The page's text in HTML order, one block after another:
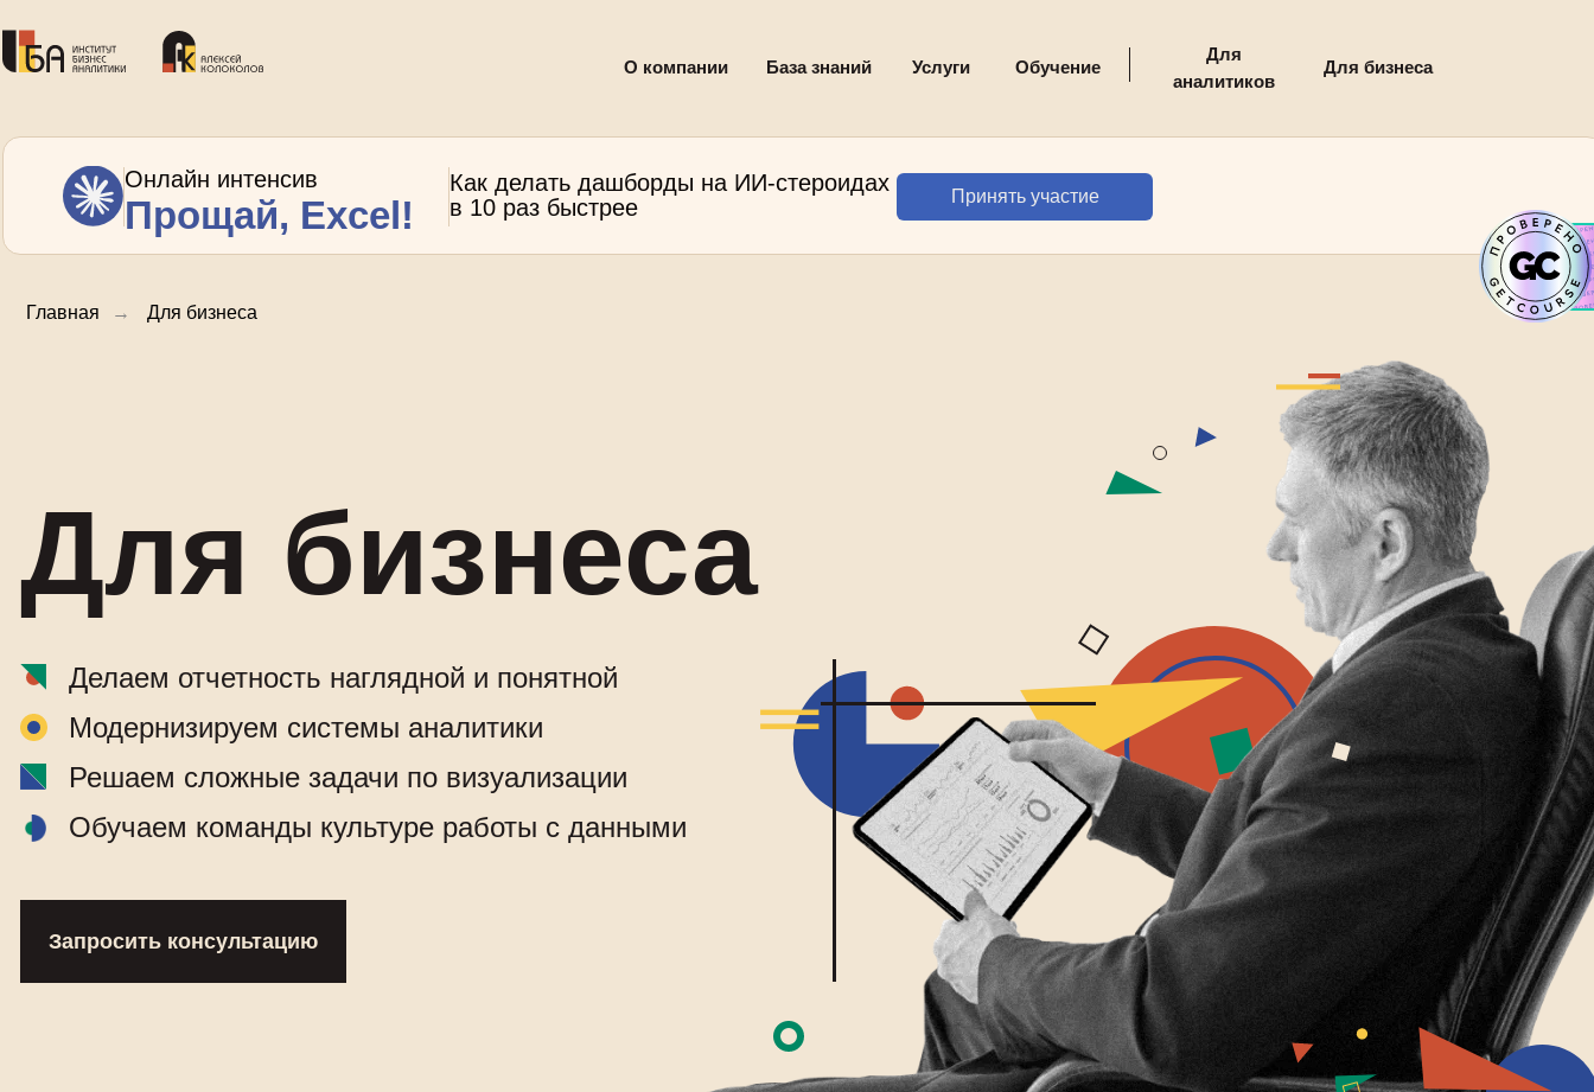
Для
аналитиков
Для бизнеса
База знаний Услуги Обучение
О компании
Онлайн интенсив
Прощай, Excel!
Как делать дашборды на ИИ-стероидах
в 10 раз быстрее
Принять участие
Главная → Для бизнеса
Для бизнеса
Делаем отчетность наглядной и понятной
Модернизируем системы аналитики
Решаем сложные задачи по визуализации
Запросить консультацию
Обучаем команды культуре работы с данными